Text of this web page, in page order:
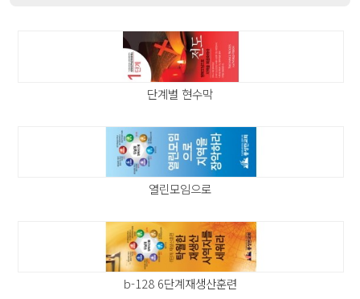
단계별 현수막
열린모임으로
b-128 6단계재생산훈련